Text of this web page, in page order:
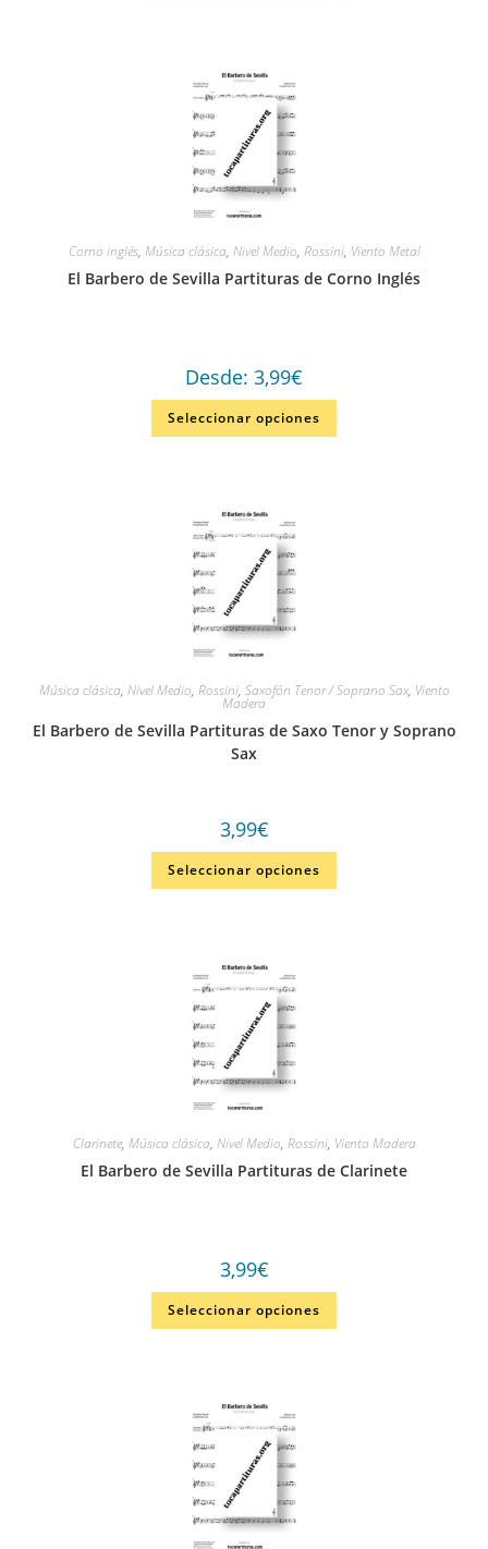
Corno inglés, Música clásica, Nivel Medio, Rossini, Viento Metal
El Barbero de Sevilla Partituras de Corno Inglés
Desde: 3,99€
Seleccionar opciones
Música clásica, Nivel Medio, Rossini, Saxofón Tenor / Soprano Sax, Viento
Madera
El Barbero de Sevilla Partituras de Saxo Tenor y Soprano
Sax
3,99€
Seleccionar opciones
Clarinete, Música clásica, Nivel Medio, Rossini, Viento Madera
El Barbero de Sevilla Partituras de Clarinete
3,99€
Seleccionar opciones